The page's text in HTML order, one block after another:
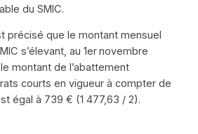
du SMIC.
précisé que le montant mensuel
s’élevant, au 1er novembre
montant de l’abattement
courts en vigueur à compter de
égal à 739 € (1 477,63 / 2).